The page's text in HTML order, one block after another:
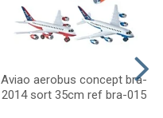
Aviao aerobus concept bra-
2014 sort 35cm ref bra-015